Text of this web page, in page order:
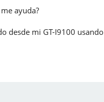
ayuda?
desde mi GT-I9100